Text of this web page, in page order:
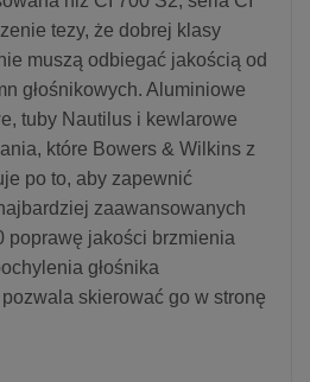
tezy, że dobrej klasy
muszą odbiegać jakością od
głośnikowych. Aluminiowe
tuby Nautilus i kewlarowe
które Bowers & Wilkins z
po to, aby zapewnić
zaawansowanych
poprawę jakości brzmienia
głośnika
skierować go w stronę